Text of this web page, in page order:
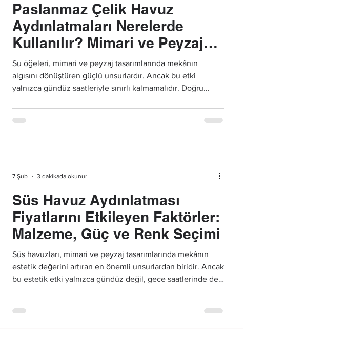
Paslanmaz Çelik Havuz
Aydınlatmaları Nerelerde
Kullanılır? Mimari ve Peyzaj
Uygulamaları
Su öğeleri, mimari ve peyzaj tasarımlarında mekânın
algısını dönüştüren güçlü unsurlardır. Ancak bu etki
yalnızca gündüz saatleriyle sınırlı kalmamalıdır. Doğru
görünüm sunar.
Süs Havuz Aydınlatması
Fiyatlarını Etkileyen Faktörler:
Malzeme, Güç ve Renk Seçimi
Süs havuzları, mimari ve peyzaj tasarımlarında mekânın
estetik değerini artıran en önemli unsurlardan biridir. Ancak
bu estetik etki yalnızca gündüz değil, gece saatlerinde de
daha etkileyici hâle getirir. Süs havuzlarında kullanılan
7 Şub 3 dakikada okunur